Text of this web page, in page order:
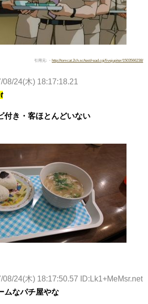
引用元: ・ http://tomcat.2ch.sc/test/read.cgi/livejupiter/1503566238/
08/24(木) 18:17:18.21
付き・客ほとんどいない
08/24(木) 18:17:50.57 ID:Lk1+MeMsr.net
ムなパチ屋やな